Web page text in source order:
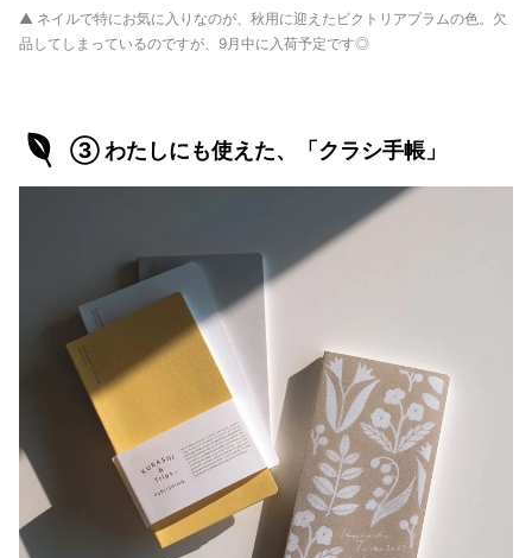
▲ ネイルで特にお気に入りなのが、秋用に迎えたビクトリアプラムの色。欠
品してしまっているのですが、9月中に入荷予定です◎
③ わたしにも使えた、「クラシ手帳」